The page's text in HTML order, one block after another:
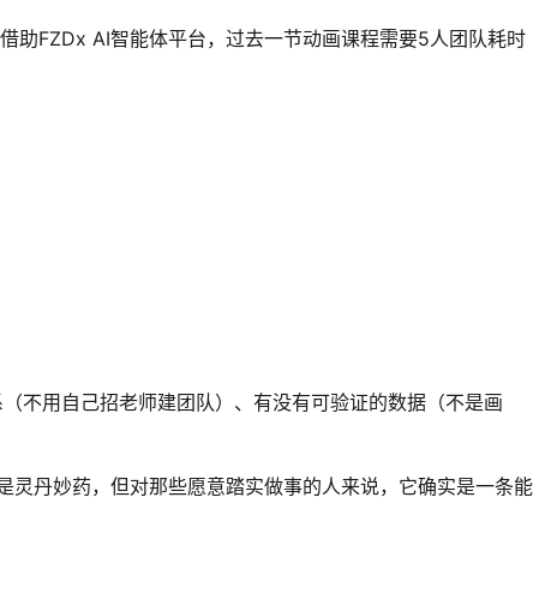
FZDx AI智能体平台，过去一节动画课程需要5人团队耗时
不用自己招老师建团队）、有没有可验证的数据（不是画
丹妙药，但对那些愿意踏实做事的人来说，它确实是一条能